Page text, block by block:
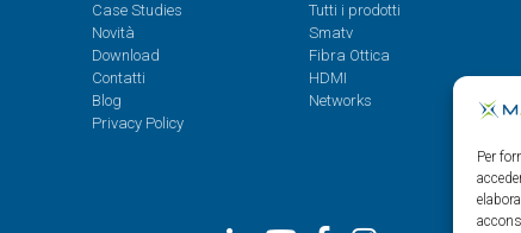
Per
Case Studies
Novità
Download
Contatti
Blog
Privacy Policy
Tutti i prodotti
Smatv
Fibra Ottica
HDMI
Networks